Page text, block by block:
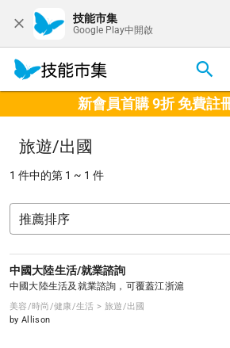
技能市集
Google Play中開啟
新會員首購 9折 免費註
旅遊/出國
1 件中的第 1 ~ 1 件
推薦排序
中國大陸生活/就業諮詢
中國大陸生活及就業諮詢，可覆蓋江浙滬
美容/時尚/健康/生活 > 旅遊/出國
by Allison